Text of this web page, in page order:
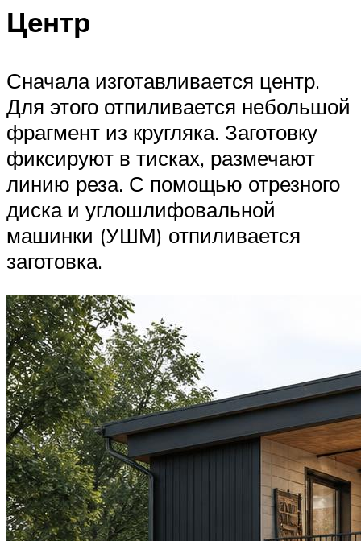
Центр
Сначала изготавливается центр.
Для этого отпиливается небольшой
фрагмент из кругляка. Заготовку
фиксируют в тисках, размечают
линию реза. С помощью отрезного
диска и углошлифовальной
машинки (УШМ) отпиливается
заготовка.